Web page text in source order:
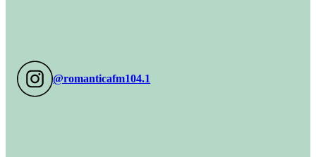
@romanticafm104.1